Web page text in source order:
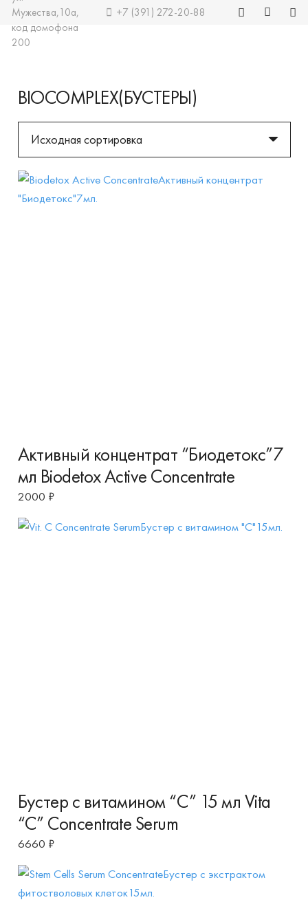
Мужества,10а,
код домофона
200
+7 (391) 272-20-88
BIOCOMPLEX(БУСТЕРЫ)
Активный концентрат “Биодетокс”7
мл Biodetox Active Concentrate
2000 ₽
Бустер с витамином “С” 15 мл Vita
“C” Concentrate Serum
6660 ₽